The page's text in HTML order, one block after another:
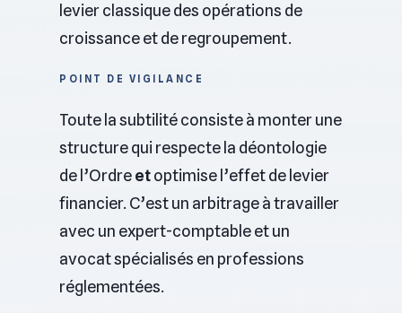
levier classique des opérations de
croissance et de regroupement.
POINT DE VIGILANCE
Toute la subtilité consiste à monter une
structure qui respecte la déontologie
de l’Ordreetoptimise l’effet de levier
financier. C’est un arbitrage à travailler
avec un expert-comptable et un
avocat spécialisés en professions
réglementées.